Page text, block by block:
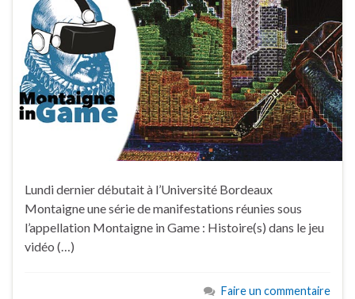
Lundi dernier débutait à l’Université Bordeaux
Montaigne une série de manifestations réunies sous
l’appellation Montaigne in Game : Histoire(s) dans le jeu
vidéo (…)
Faire un commentaire